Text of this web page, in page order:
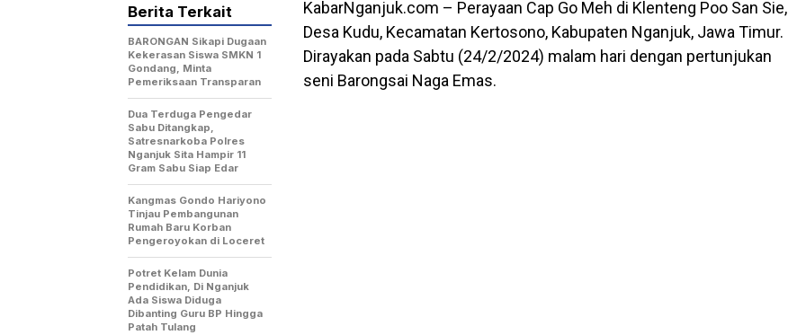
KabarNganjuk.com – Perayaan Cap Go Meh di Klenteng Poo San Sie,
Desa Kudu, Kecamatan Kertosono, Kabupaten Nganjuk, Jawa Timur.
Dirayakan pada Sabtu (24/2/2024) malam hari dengan pertunjukan
seni Barongsai Naga Emas.
Berita Terkait
BARONGAN Sikapi Dugaan
Kekerasan Siswa SMKN 1
Gondang, Minta
Pemeriksaan Transparan
Dua Terduga Pengedar
Sabu Ditangkap,
Satresnarkoba Polres
Nganjuk Sita Hampir 11
Gram Sabu Siap Edar
Kangmas Gondo Hariyono
Tinjau Pembangunan
Rumah Baru Korban
Pengeroyokan di Loceret
Potret Kelam Dunia
Pendidikan, Di Nganjuk
Ada Siswa Diduga
Dibanting Guru BP Hingga
Patah Tulang